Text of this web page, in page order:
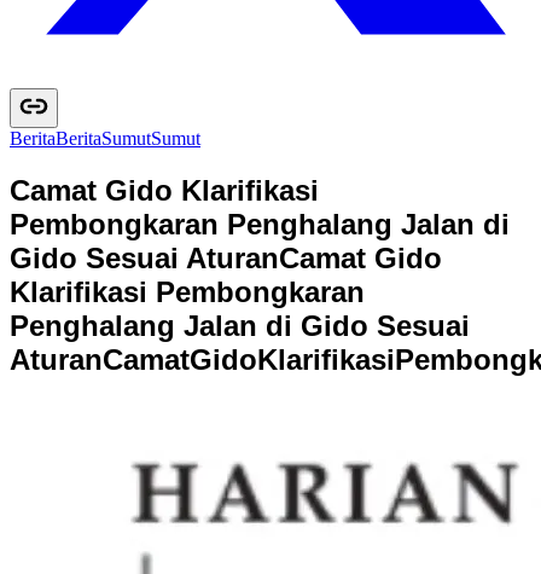
BeritaBeritaSumutSumut
Camat Gido Klarifikasi
Pembongkaran Penghalang Jalan di
Gido Sesuai AturanCamat Gido
Klarifikasi Pembongkaran
Penghalang Jalan di Gido Sesuai
AturanCamatGidoKlarifikasiPembong